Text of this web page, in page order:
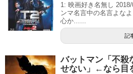
1: 映画好き名無し
ンマ名言中の名言よな
心か…...
記
バットマン「不殺
せない」←なら目